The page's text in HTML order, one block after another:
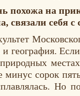
похожа на
связали себя
география.
сорок